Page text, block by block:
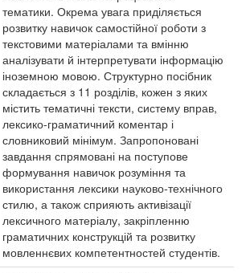
тематики. Окрема увага приділяється
розвитку навичок самостійної роботи з
текстовими матеріалами та вмінню
аналізувати й інтерпретувати інформацію
іноземною мовою. Структурно посібник
складається з 11 розділів, кожен з яких
містить тематичні тексти, систему вправ,
лексико-граматичний коментар і
словниковий мінімум. Запропоновані
завдання спрямовані на поступове
формування навичок розуміння та
використання лексики науково-технічного
стилю, а також сприяють активізації
лексичного матеріалу, закріпленню
граматичних конструкцій та розвитку
мовленнєвих компетентностей студентів.